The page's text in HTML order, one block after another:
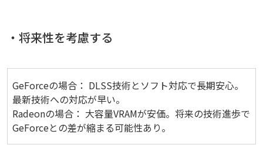
・将来性を考慮する
GeForceの場合： DLSS技術とソフト対応で長期安心。
最新技術への対応が早い。
Radeonの場合： 大容量VRAMが安価。将来の技術進歩で
GeForceとの差が縮まる可能性あり。